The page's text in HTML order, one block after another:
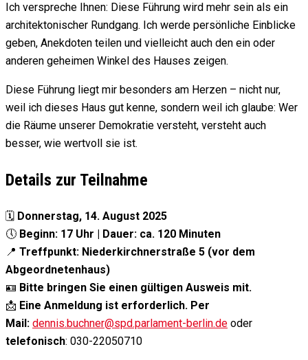
Ich verspreche Ihnen: Diese Führung wird mehr sein als ein
architektonischer Rundgang. Ich werde persönliche Einblicke
geben, Anekdoten teilen und vielleicht auch den ein oder
anderen geheimen Winkel des Hauses zeigen.
Diese Führung liegt mir besonders am Herzen – nicht nur,
weil ich dieses Haus gut kenne, sondern weil ich glaube: Wer
die Räume unserer Demokratie versteht, versteht auch
besser, wie wertvoll sie ist.
Details zur Teilnahme
🗓 Donnerstag, 14. August 2025
🕔 Beginn: 17 Uhr | Dauer: ca. 120 Minuten
📍 Treffpunkt: Niederkirchnerstraße 5 (vor dem
Abgeordnetenhaus)
🪪 Bitte bringen Sie einen gültigen Ausweis mit.
📩 Eine Anmeldung ist erforderlich. Per
Mail: dennis.buchner@spd.parlament-berlin.de oder
telefonisch: 030-22050710